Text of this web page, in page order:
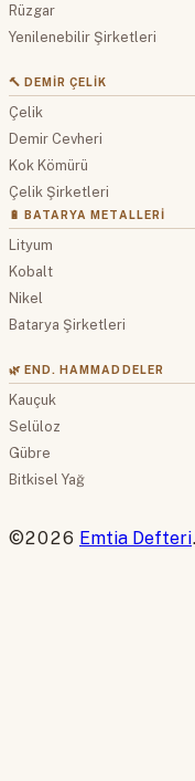
Rüzgar
Yenilenebilir Şirketleri
🔨 DEMIR ÇELIK
Çelik
Demir Cevheri
Kok Kömürü
Çelik Şirketleri
🔋 BATARYA METALLERI
Lityum
Kobalt
Nikel
Batarya Şirketleri
🌿 END. HAMMADDELER
Kauçuk
Selüloz
Gübre
Bitkisel Yağ
©2026 Emtia Defteri